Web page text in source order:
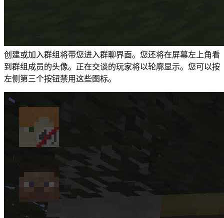
创建或加入群组将带您进入群聊界面。您还将在屏幕左上角看
到群组成员的头像。正在交谈的玩家将以轮廓显示。您可以按
左侧第三个按钮禁用这些图标。